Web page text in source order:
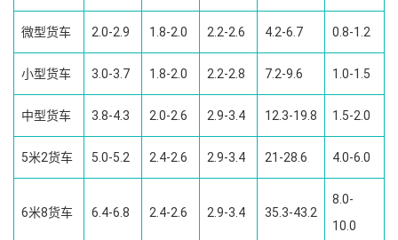
微型货车 2.0-2.9 1.8-2.0 2.2-2.6 4.2-6.7 0.8-1.2
小型货车 3.0-3.7 1.8-2.0 2.2-2.8 7.2-9.6 1.0-1.5
中型货车 3.8-4.3 2.0-2.6 2.9-3.4 12.3-19.8 1.5-2.0
5米2货车 5.0-5.2 2.4-2.6 2.9-3.4 21-28.6 4.0-6.0
6米8货车 6.4-6.8 2.4-2.6 2.9-3.4 35.3-43.2
8.0-
10.0